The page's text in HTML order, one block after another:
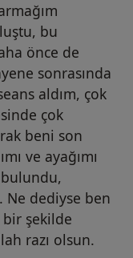
bu
önce de
sonrasında
aldım, çok
çok
beni son
ve ayağımı
Ne dediyse ben
bir şekilde
razı olsun.